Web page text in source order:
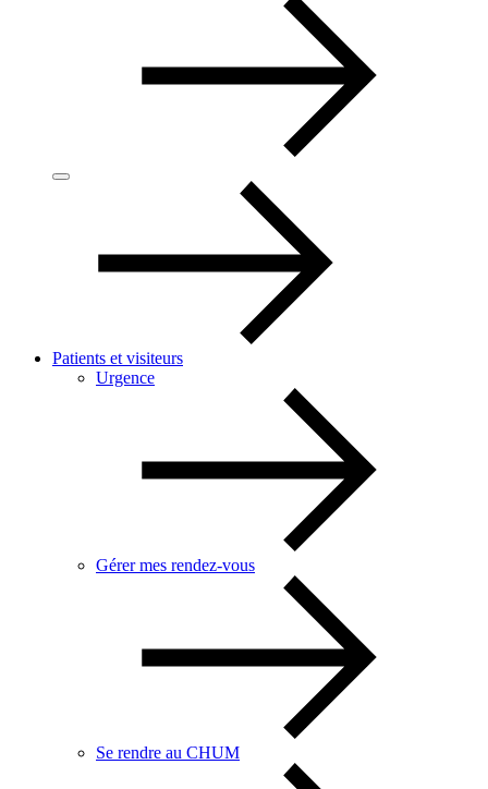
Patients et visiteurs
Urgence
Gérer mes rendez-vous
Se rendre au CHUM